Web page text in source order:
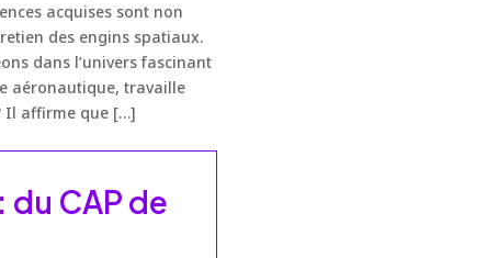
acquises sont non
des engins spatiaux.
dans l’univers fascinant
aéronautique, travaille
Il affirme que […]
CAP de